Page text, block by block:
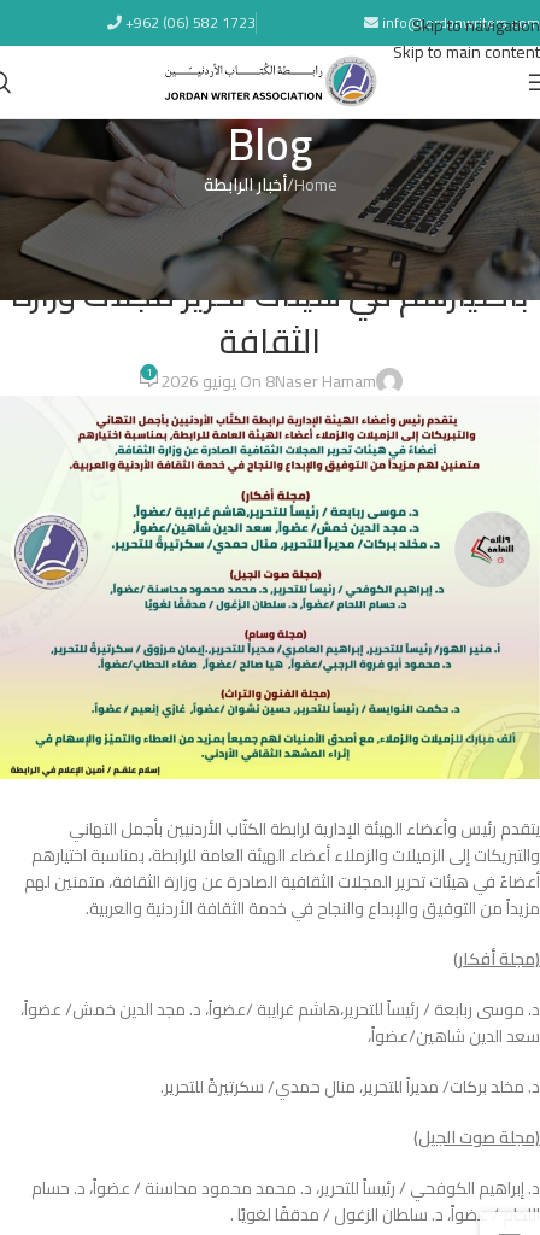
Skip to navigation
Skip to main content
info@jordanwriters.com
+962 (06) 582 1723
BlogHome
/أخبار الرابطة
أخبار الرابطة
رابطة الكتّاب الأردنيين تهنئ أعضاءها
باختيارهم في هيئات تحرير مجلات وزارة
الثقافة
Naser HamamOn 8 يونيو 2026 1
يتقدم رئيس وأعضاء الهيئة الإدارية لرابطة الكتّاب الأردنيين بأجمل التهاني
والتبريكات إلى الزميلات والزملاء أعضاء الهيئة العامة للرابطة، بمناسبة اختيارهم
أعضاءً في هيئات تحرير المجلات الثقافية الصادرة عن وزارة الثقافة، متمنين لهم
مزيداً من التوفيق والإبداع والنجاح في خدمة الثقافة الأردنية والعربية.
(مجلة أفكار)
د. موسى ربابعة / رئيساً للتحرير،هاشم غرايبة /عضواً، د. مجد الدين خمش/ عضواً،
سعد الدين شاهين/عضواً،
د. مخلد بركات/ مديراً للتحرير، منال حمدي/ سكرتيرةً للتحرير.
(مجلة صوت الجيل)
د. إبراهيم الكوفحي / رئيساً للتحرير، د. محمد محمود محاسنة / عضواً، د. حسام
اللحام / عضواً، د. سلطان الزغول / مدققًا لغويًا .